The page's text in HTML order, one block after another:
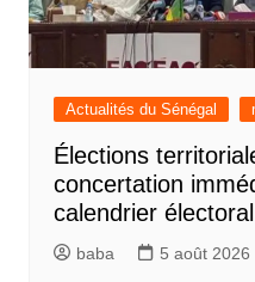
Actualités du Sénégal
Élections
concertation
calendrier
baba 5 août 2026